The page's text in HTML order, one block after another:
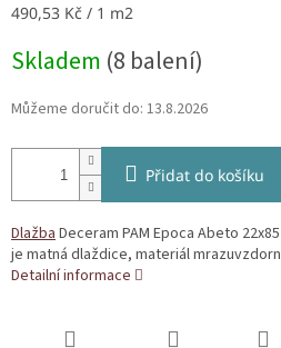
Měrná
490,53 Kč / 1 m2
Skladem (8 balení)
Můžeme doručit do: 13.8.2026
Přidat do košíku
DlažbaDeceram PAM Epoca Abeto
je matná dlaždice, materiál
Detailní informace